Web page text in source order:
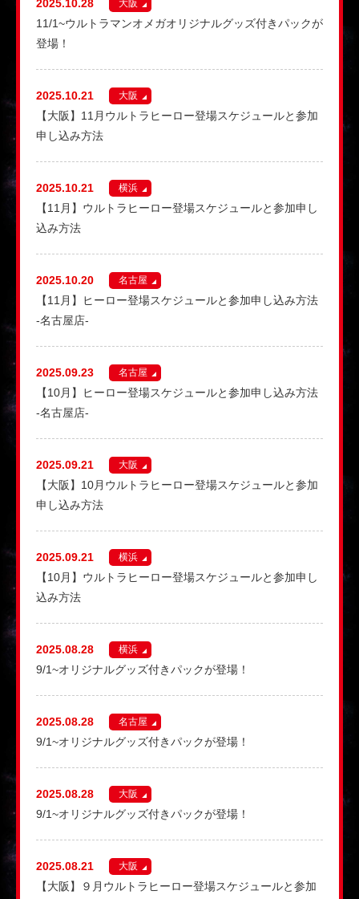
2025.10.28
11/1~ウルトラマンオメガオリジナルグッズ付きパックが
登場！
大阪
2025.10.21
【大阪】11月ウルトラヒーロー登場スケジュールと参加
申し込み方法
大阪
2025.10.21
【11月】ウルトラヒーロー登場スケジュールと参加申し
込み方法
横浜
2025.10.20
【11月】ヒーロー登場スケジュールと参加申し込み方法
-名古屋店-
名古屋
2025.09.23
【10月】ヒーロー登場スケジュールと参加申し込み方法
-名古屋店-
名古屋
2025.09.21
【大阪】10月ウルトラヒーロー登場スケジュールと参加
申し込み方法
大阪
2025.09.21
【10月】ウルトラヒーロー登場スケジュールと参加申し
込み方法
横浜
2025.08.28
9/1~オリジナルグッズ付きパックが登場！
横浜
2025.08.28
9/1~オリジナルグッズ付きパックが登場！
名古屋
2025.08.28
9/1~オリジナルグッズ付きパックが登場！
大阪
2025.08.21
【大阪】９月ウルトラヒーロー登場スケジュールと参加
大阪